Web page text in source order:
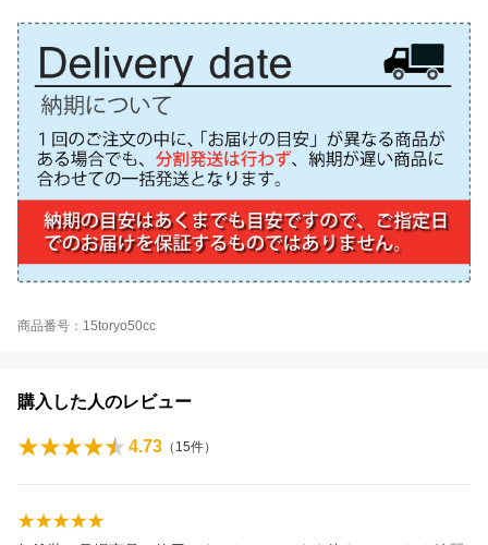
商品番号：15toryo50cc
購入した人のレビュー
4.73 （ 15件）